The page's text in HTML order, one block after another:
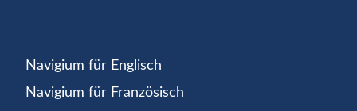
Navigium für Englisch
Navigium für Französisch